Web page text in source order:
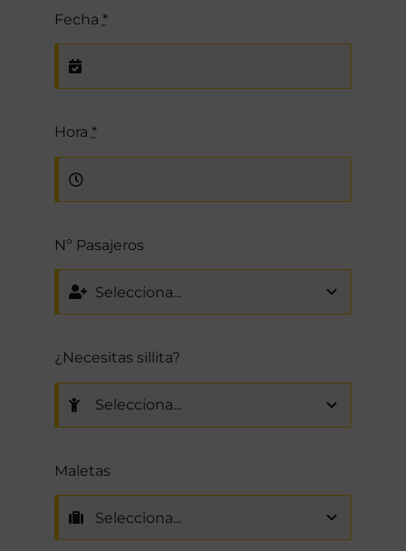
Fecha *
Hora *
Nº Pasajeros
¿Necesitas sillita?
Maletas